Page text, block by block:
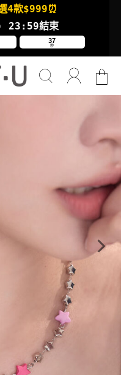
4款$999⏰
23:59結束
37
秒